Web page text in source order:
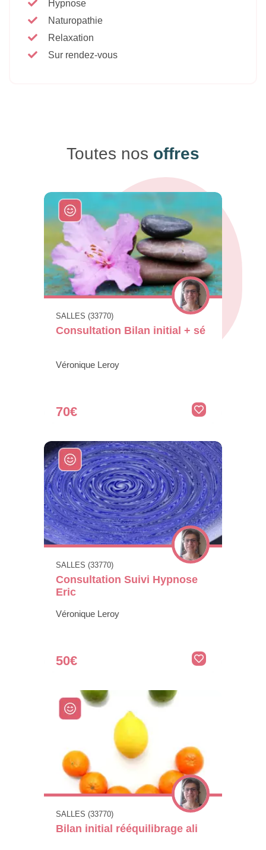
Hypnose
Naturopathie
Relaxation
Sur rendez-vous
Toutes nos offres
SALLES (33770)
Consultation Bilan initial + sé
Véronique Leroy
70€
SALLES (33770)
Consultation Suivi Hypnose
Eric
Véronique Leroy
50€
SALLES (33770)
Bilan initial rééquilibrage ali